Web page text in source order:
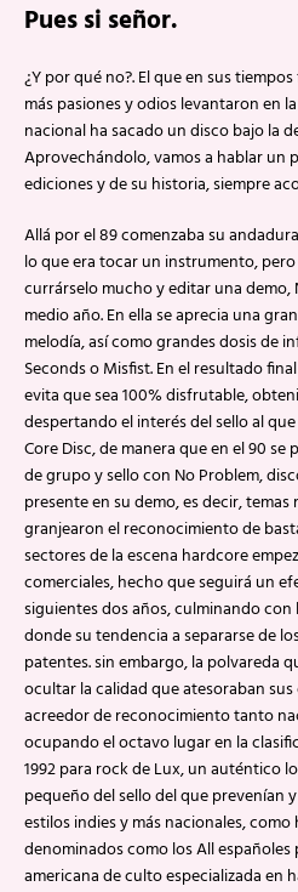
Pues si señor.
¿Y por qué no?. El que en sus
más pasiones y odios levantaron en
nacional ha sacado un disco bajo la
Aprovechándolo, vamos a hablar un
ediciones y de su historia, siempre
Allá por el 89 comenzaba su
lo que era tocar un instrumento,
currárselo mucho y editar una demo,
medio año. En ella se aprecia una
melodía, así como grandes dosis de
Seconds o Misfist. En el resultado
evita que sea 100% disfrutable,
despertando el interés del sello al
Core Disc, de manera que en el 90
de grupo y sello con No Problem,
presente en su demo, es decir,
granjearon el reconocimiento de
sectores de la escena hardcore
comerciales, hecho que seguirá un
siguientes dos años, culminando con
donde su tendencia a separarse de
patentes. sin embargo, la polvareda
ocultar la calidad que atesoraban
acreedor de reconocimiento tanto
ocupando el octavo lugar en la
1992 para rock de Lux, un auténtico
pequeño del sello del que prevenían
estilos indies y más nacionales,
denominados como los All
americana de culto especializada en